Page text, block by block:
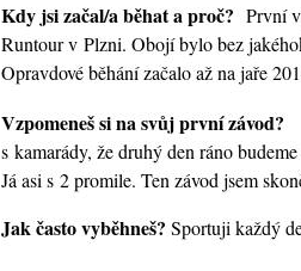
Kdy jsi začal/a běhat a proč? První
Runtour v Plzni. Obojí bylo bez
Opravdové běhání začalo až na jaře
Vzpomeneš si na svůj první závod?
s kamarády, že druhý den ráno
Já asi s 2 promile. Ten závod jsem
Jak často vyběhneš? Sportuji každý